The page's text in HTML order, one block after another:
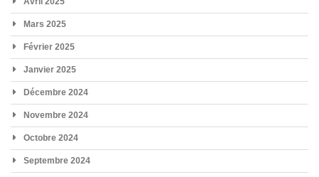
Mars 2025
Février 2025
Janvier 2025
Décembre 2024
Novembre 2024
Octobre 2024
Septembre 2024